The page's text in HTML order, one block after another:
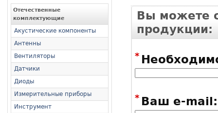
Отечественные
комплектующие
Акустические компоненты
Антенны
Вентиляторы
Датчики
Диоды
Измерительные приборы
Инструмент
Вы можете
продукции:
*
Ваш e-mail:
*